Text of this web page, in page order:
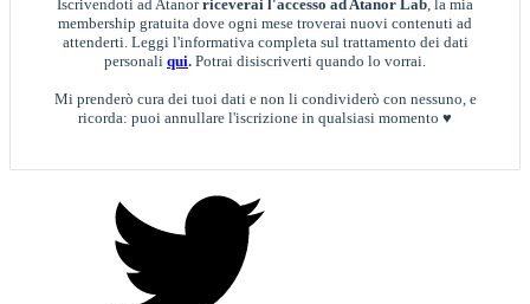
Iscrivendoti ad Atanorriceverai l'accesso ad Atanor Lab, la mia
membership gratuita dove ogni mese troverai nuovi contenuti ad
attenderti. Leggi l'informativa completa sul trattamento dei dati
personali qui. Potrai disiscriverti quando lo vorrai.
Mi prenderò cura dei tuoi dati e non li condividerò con nessuno, e
ricorda: puoi annullare l'iscrizione in qualsiasi momento ♥